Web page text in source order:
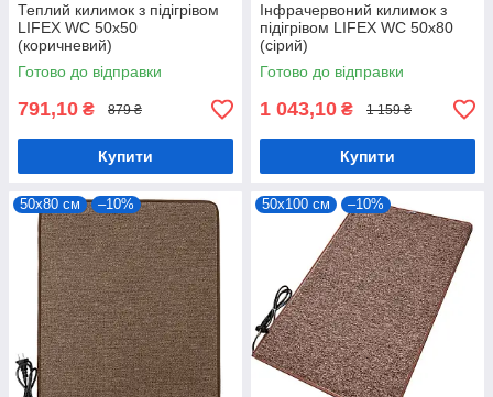
Теплий килимок з підігрівом
LIFEX WC 50х50
(коричневий)
Готово до відправки
791,10 ₴ 879 ₴
Купити
Інфрачервоний килимок з
підігрівом LIFEX WC 50х80
(сірий)
Готово до відправки
1 043,10 ₴ 1 159 ₴
Купити
50х80 см –10% 50х100 см –10%